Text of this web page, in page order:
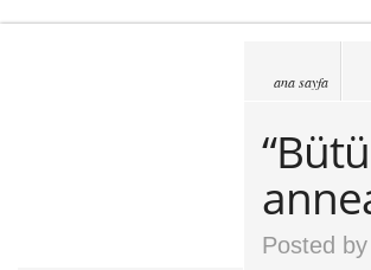
ana sayfa
Posted by